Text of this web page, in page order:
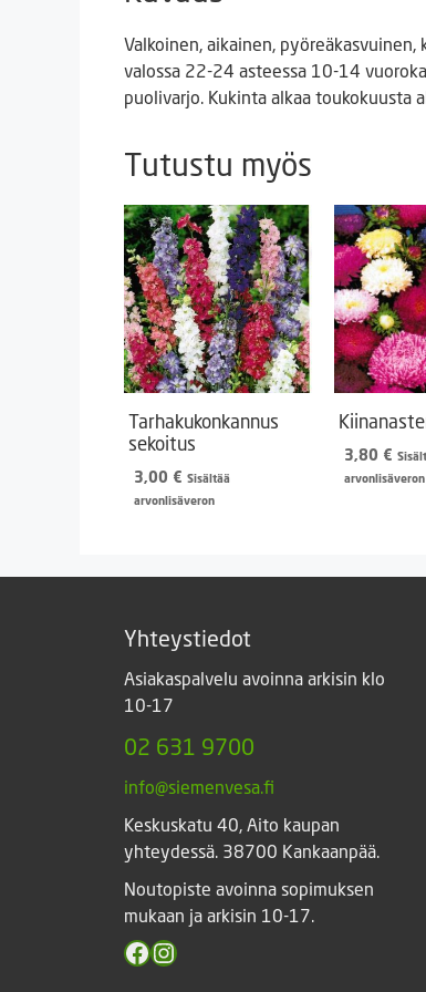
Valkoinen, aikainen,
valossa 22-24 asteessa 10-14
puolivarjo. Kukinta alkaa toukokuusta
Tutustu myös
Tarhakukonkannus
sekoitus
3,00 € Sisältää
arvonlisäveron
3,80 €
arvonlisäveron
Yhteystiedot
Asiakaspalvelu avoinna arkisin klo
10-17
02 631 9700
info@siemenvesa.fi
Keskuskatu 40, Aito kaupan
yhteydessä. 38700 Kankaanpää.
Noutopiste avoinna sopimuksen
mukaan ja arkisin 10-17.
Facebook
Instagram